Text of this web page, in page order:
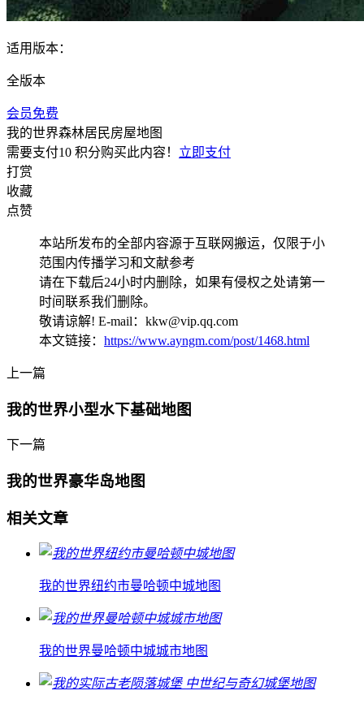
适用版本：
全版本
会员免费
我的世界森林居民房屋地图
需要支付10 积分购买此内容！ 立即支付
打赏
收藏
点赞
本站所发布的全部内容源于互联网搬运，仅限于小
范围内传播学习和文献参考
请在下载后24小时内删除，如果有侵权之处请第一
时间联系我们删除。
敬请谅解! E-mail：kkw@vip.qq.com
本文链接： https://www.ayngm.com/post/1468.html
上一篇
我的世界小型水下基础地图
下一篇
我的世界豪华岛地图
相关文章
我的世界纽约市曼哈顿中城地图
我的世界曼哈顿中城城市地图